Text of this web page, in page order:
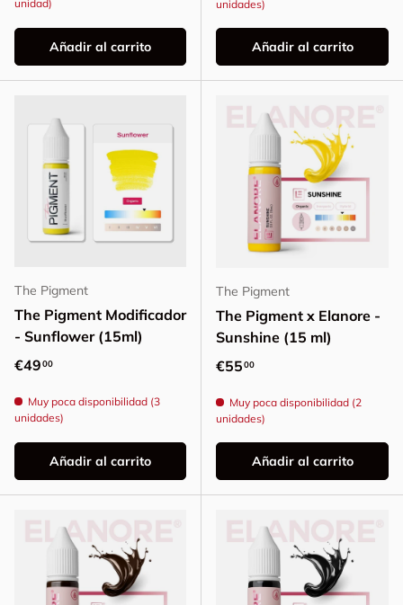
unidad)
Añadir al carrito
unidades)
Añadir al carrito
The Pigment
The Pigment Modificador
- Sunflower (15ml)
Precio normal
€4900
Muy poca disponibilidad (3
unidades)
Añadir al carrito
The Pigment
The Pigment x Elanore -
Sunshine (15 ml)
Precio normal
€5500
Muy poca disponibilidad (2
unidades)
Añadir al carrito